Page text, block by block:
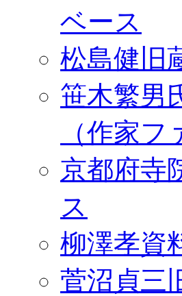
ベース
松島健旧
笹木繁男
（作家フ
京都府寺
ス
柳澤孝資
菅沼貞三